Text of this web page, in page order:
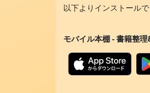
以下よりインストール
モバイル本棚 - 書籍整